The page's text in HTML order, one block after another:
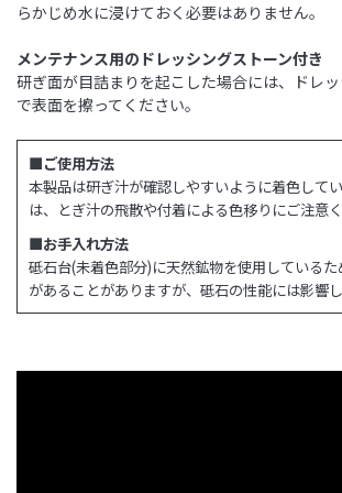
らかじめ水に浸けておく必要はありません。
メンテナンス用のドレッシングストーン付き
研ぎ面が目詰まりを起こした場合には、ドレ
で表面を擦ってください。
■ご使用方法
本製品は研ぎ汁が確認しやすいように着色して
は、とぎ汁の飛散や付着による色移りにご注意く
■お手入れ方法
砥石台(未着色部分)に天然鉱物を使用している
があることがありますが、砥石の性能には影響し